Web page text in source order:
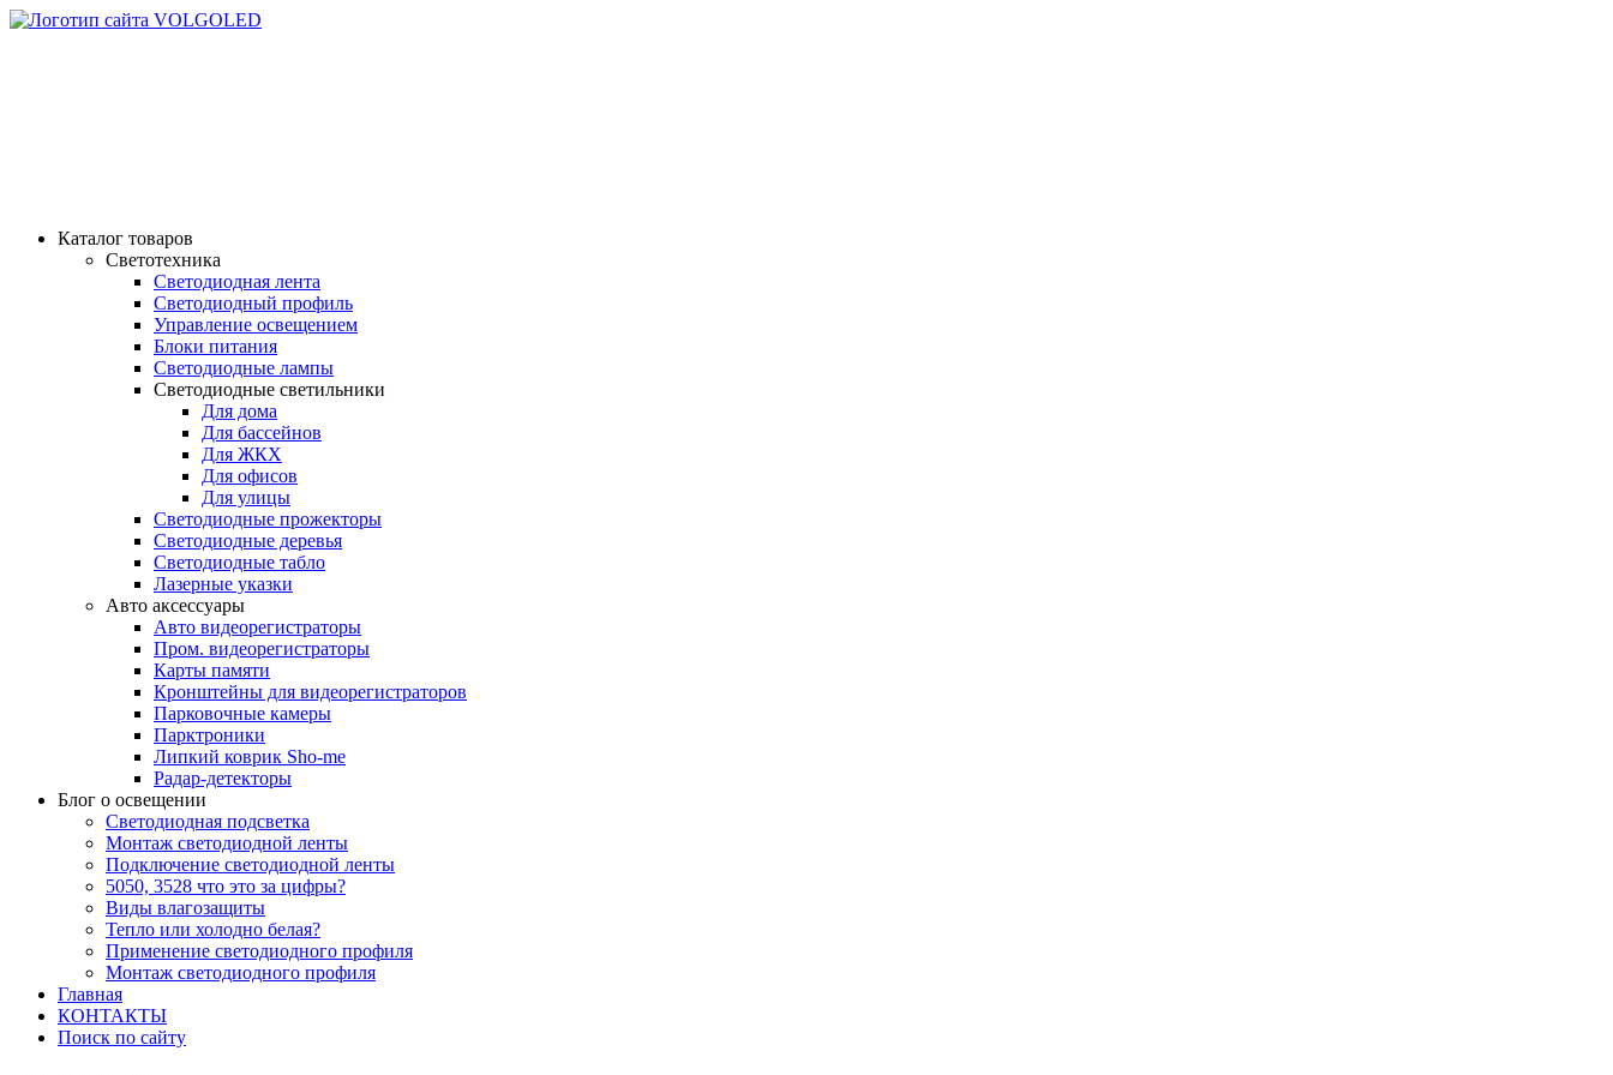
Каталог товаров
Светотехника
Светодиодная лента
Светодиодный профиль
Управление освещением
Блоки питания
Светодиодные лампы
Светодиодные светильники
Для дома
Для бассейнов
Для ЖКХ
Для офисов
Для улицы
Светодиодные прожекторы
Светодиодные деревья
Светодиодные табло
Лазерные указки
Авто аксессуары
Авто видеорегистраторы
Пром. видеорегистраторы
Карты памяти
Кронштейны для видеорегистраторов
Парковочные камеры
Парктроники
Липкий коврик Sho-me
Радар-детекторы
Блог о освещении
Светодиодная подсветка
Монтаж светодиодной ленты
Подключение светодиодной ленты
5050, 3528 что это за цифры?
Виды влагозащиты
Тепло или холодно белая?
Применение светодиодного профиля
Монтаж светодиодного профиля
Главная
КОНТАКТЫ
Поиск по сайту